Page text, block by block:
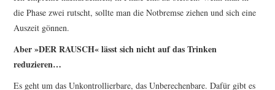
die Phase zwei rutscht, sollte man die Notbremse ziehen und sich eine
Auszeit gönnen.
Aber »DER RAUSCH« lässt sich nicht auf das Trinken
reduzieren…
Es geht um das Unkontrollierbare, das Unberechenbare. Dafür gibt es